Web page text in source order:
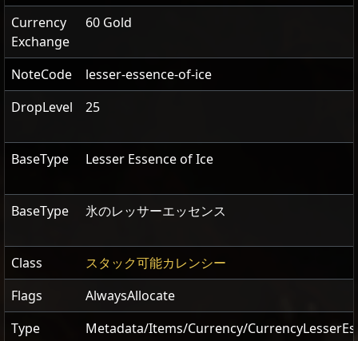
Currency
Exchange
60 Gold
NoteCode
lesser-essence-of-ice
DropLevel
25
BaseType Lesser Essence of Ice
BaseType 氷のレッサーエッセンス
Class
スタック可能カレンシー
Flags
AlwaysAllocate
Type
Metadata/Items/Currency/